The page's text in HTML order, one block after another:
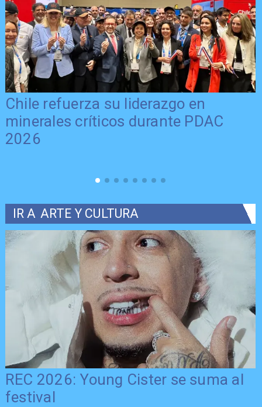
Chile refuerza su liderazgo en
minerales críticos durante PDAC
2026
IR A ARTE Y CULTURA
REC 2026: Young Cister se suma al
festival